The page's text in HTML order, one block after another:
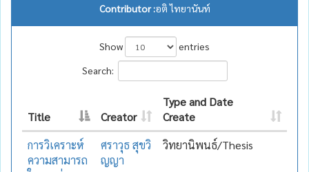
Contributor :อติ ไทยานันท์
Show
entries
Search:
Title Creator
Type and Date
Create
การวิเคราะห์
ความสามารถ
ศราวุธ สุขวิ
ญญา
วิทยานิพนธ์/Thesis